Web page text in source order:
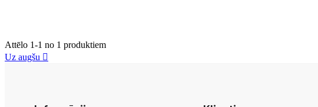
Attēlo 1-1 no 1 produktiem
Uz augšu 